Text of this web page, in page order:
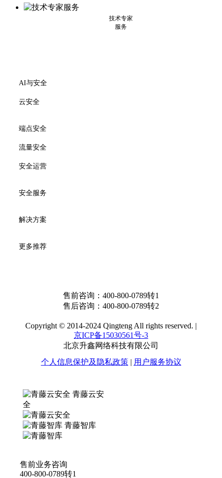
技术专家
服务
AI与安全
云安全
端点安全
流量安全
安全运营
安全服务
解决方案
更多推荐
售前咨询： 400-800-0789转1
售后咨询： 400-800-0789转2
Copyright © 2014-2024 Qingteng All rights reserved. |
京ICP备15030561号-3
北京升鑫网络科技有限公司
个人信息保护及隐私政策 | 用户服务协议
青藤云安
全
青藤智库
售前业务咨询
400-800-0789转1